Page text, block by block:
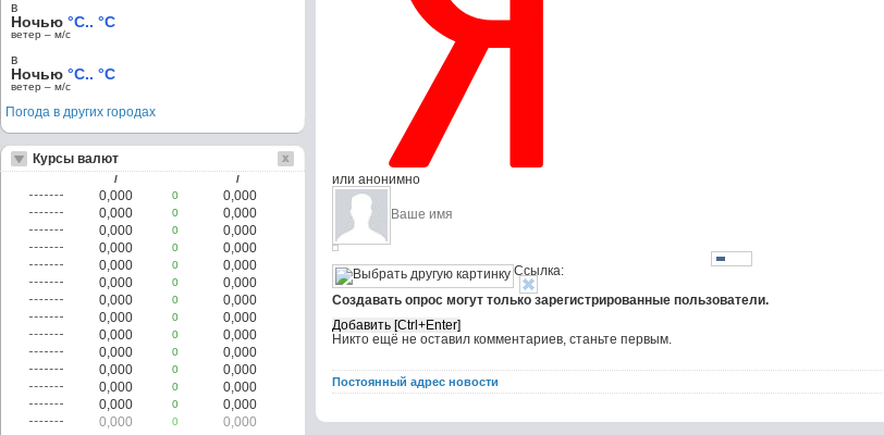
или анонимно
Ссылка:
Создавать опрос могут только зарегистрированные пользователи.
Никто ещё не оставил комментариев, станьте первым.
Постоянный адрес новости
в
Ночью °C.. °C
ветер – м/c
в
Ночью °C.. °C
ветер – м/c
Погода в других городах
Курсы валют
/ /
0,000 0
0,000
0,000
0
0,000
0,000
0
0,000
0,000
0
0,000
0,000
0
0,000
0,000
0
0,000
0,000
0
0,000
0,000
0
0,000
0,000
0
0,000
0,000
0
0,000
0,000
0
0,000
0,000
0
0,000
0,000
0
0,000
0,000
0
0,000